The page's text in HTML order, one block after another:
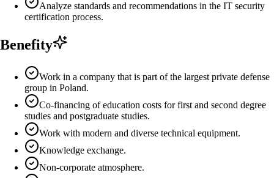
Analyze standards and recommendations in the IT security
certification process.
Benefity
Work in a company that is part of the largest private defense
group in Poland.
Co-financing of education costs for first and second degree
studies and postgraduate studies.
Work with modern and diverse technical equipment.
Knowledge exchange.
Non-corporate atmosphere.